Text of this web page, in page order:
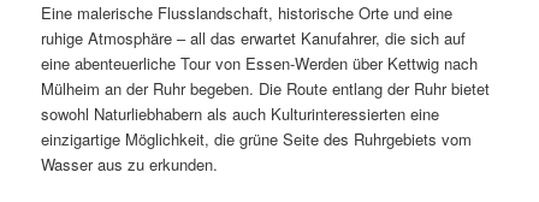
Eine malerische Flusslandschaft, historische Orte und eine
ruhige Atmosphäre – all das erwartet Kanufahrer, die sich auf
eine abenteuerliche Tour von Essen-Werden über Kettwig nach
Mülheim an der Ruhr begeben. Die Route entlang der Ruhr bietet
sowohl Naturliebhabern als auch Kulturinteressierten eine
einzigartige Möglichkeit, die grüne Seite des Ruhrgebiets vom
Wasser aus zu erkunden.